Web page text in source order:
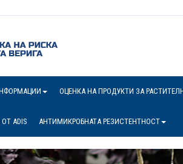
ОЦЕНКА НА ПРОДУКТИ ЗА
ADIS АНТИМИКРОБНАТА РЕЗИСТЕНТНОСТ